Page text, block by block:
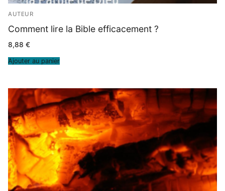
AUTEUR
Comment lire la Bible efficacement ?
8,88 €
Ajouter au panier